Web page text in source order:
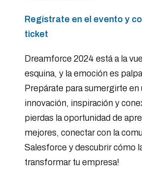
Regístrate en el evento y
ticket
Dreamforce 2024 está a la
esquina, y la emoción es
Prepárate para sumergirte en
innovación, inspiración y
pierdas la oportunidad de
mejores, conectar con la
Salesforce y descubrir cómo
transformar tu empresa!